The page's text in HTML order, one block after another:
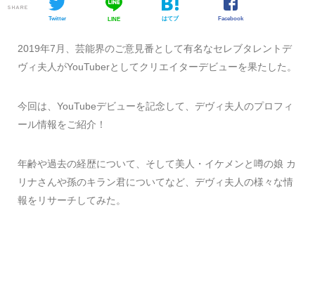
SHARE
Twitter LINE はてブ Facebook
2019年7月、芸能界のご意見番として有名なセレブタレントデ
ヴィ夫人がYouTuberとしてクリエイターデビューを果たした。
今回は、YouTubeデビューを記念して、デヴィ夫人のプロフィ
ール情報をご紹介！
年齢や過去の経歴について、そして美人・イケメンと噂の娘 カ
リナさんや孫のキラン君についてなど、デヴィ夫人の様々な情
報をリサーチしてみた。